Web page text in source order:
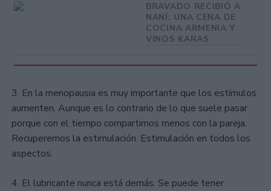
BRAVADO RECIBIÓ A
NANÍ: UNA CENA DE
COCINA ARMENIA Y
VINOS KARAS
3. En la menopausia es muy importante que los estímulos
aumenten. Aunque es lo contrario de lo que suele pasar
porque con el tiempo compartimos menos con la pareja.
Recuperemos la estimulación. Estimulación en todos los
aspectos.
4. El lubricante nunca está demás. Se puede tener